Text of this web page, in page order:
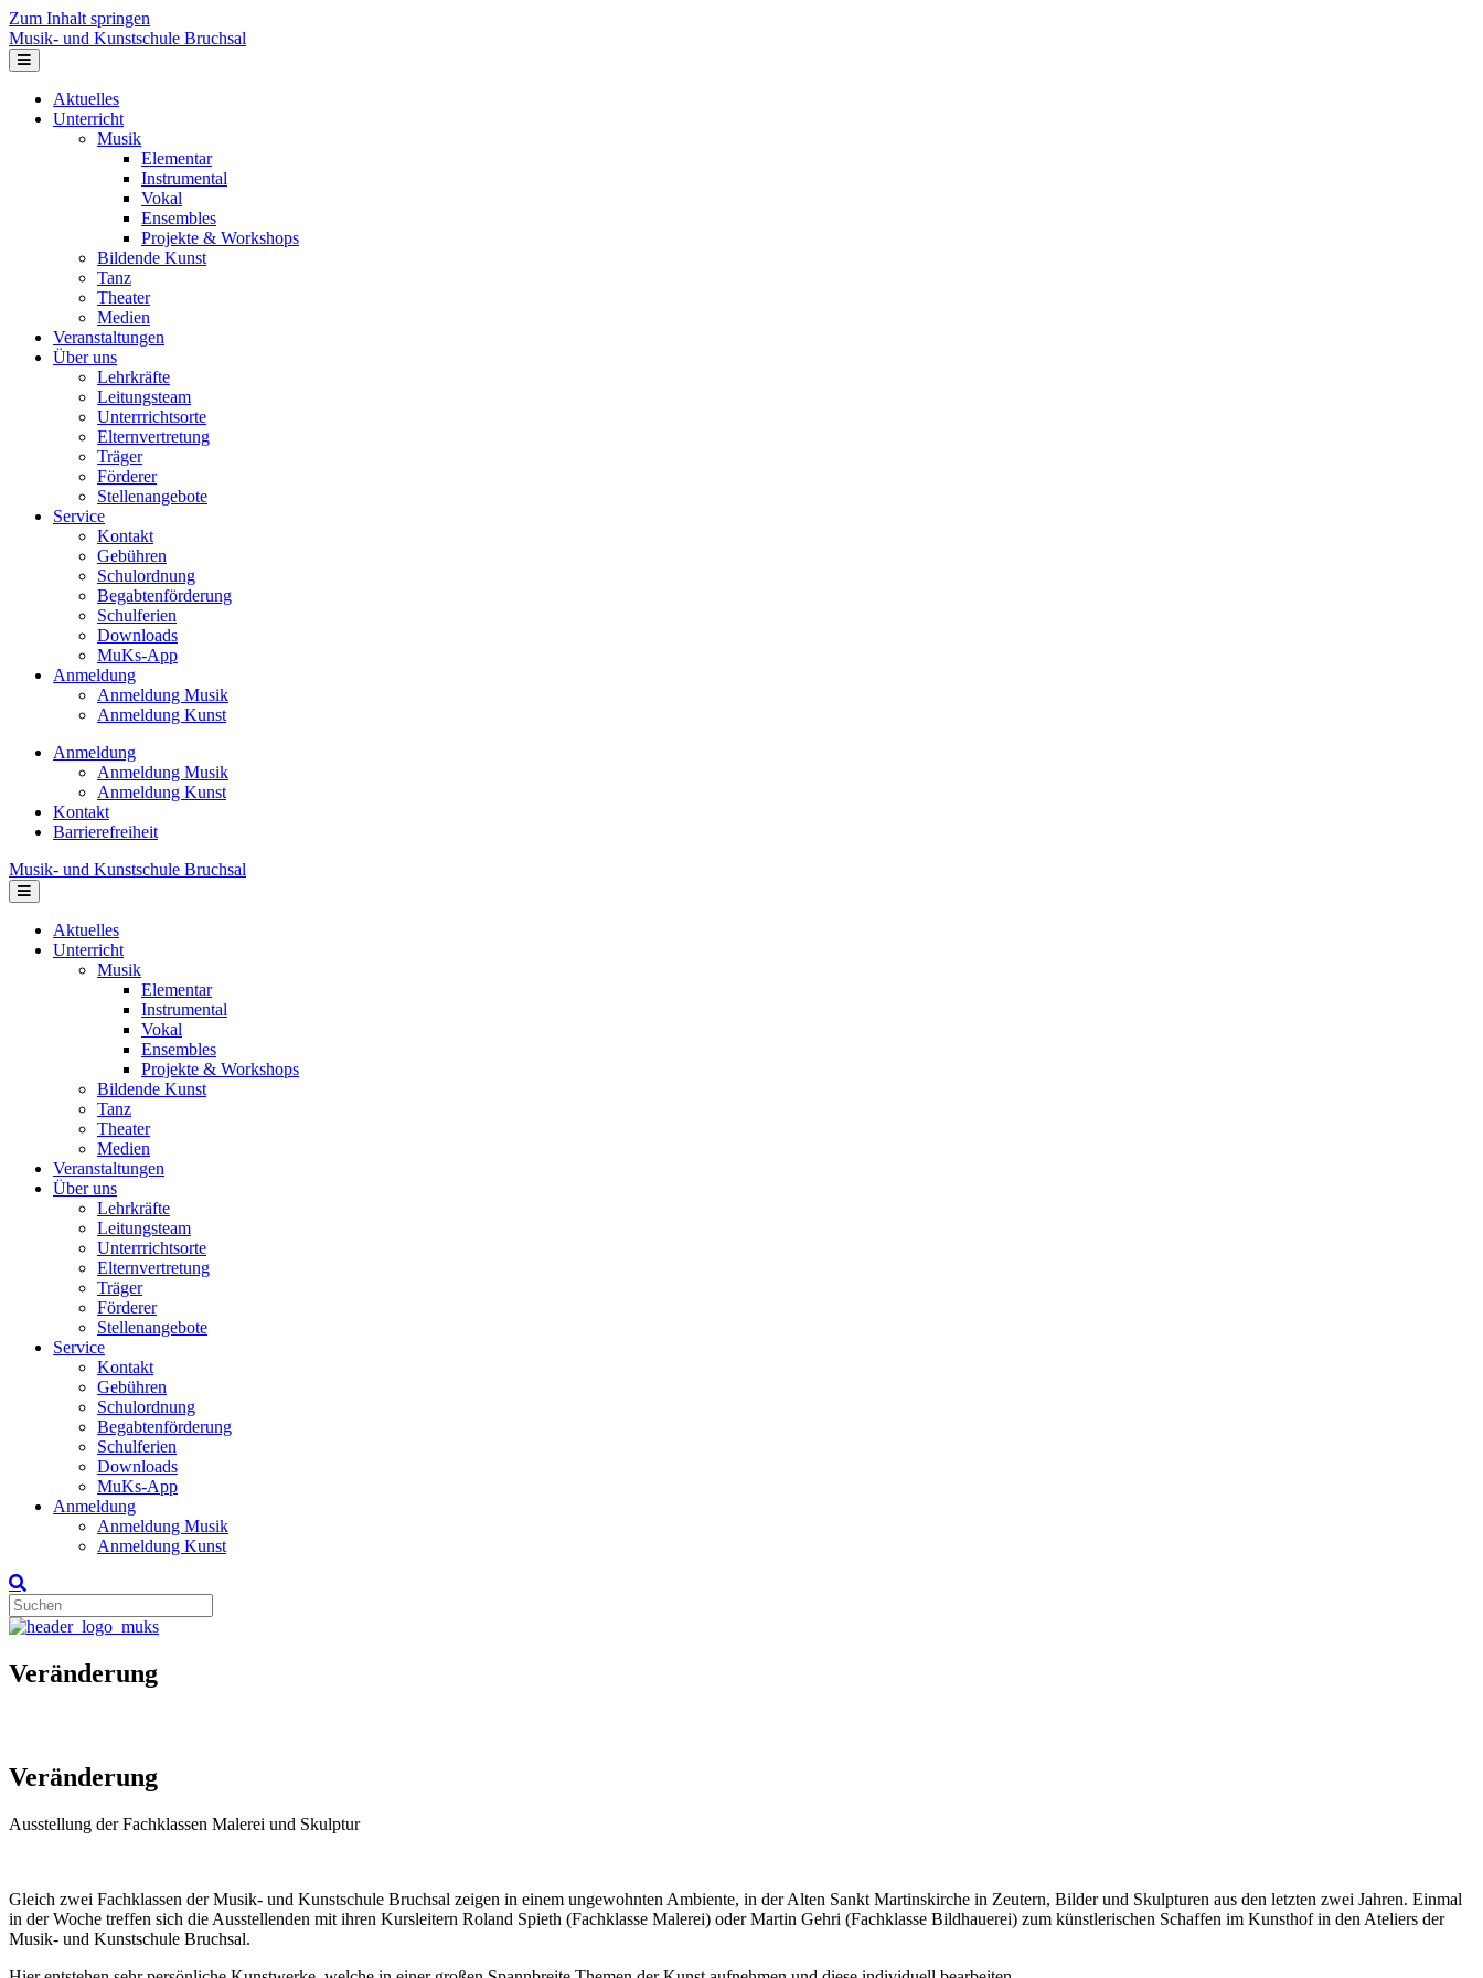
Zum Inhalt springen
Musik- und Kunstschule Bruchsal
Navigation
Aktuelles
Unterricht
Musik
Elementar
Instrumental
Vokal
Ensembles
Projekte & Workshops
Bildende Kunst
Tanz
Theater
Medien
Veranstaltungen
Über uns
Lehrkräfte
Leitungsteam
Unterrrichtsorte
Elternvertretung
Träger
Förderer
Stellenangebote
Service
Kontakt
Gebühren
Schulordnung
Begabtenförderung
Schulferien
Downloads
MuKs-App
Anmeldung
Anmeldung Musik
Anmeldung Kunst
Anmeldung
Anmeldung Musik
Anmeldung Kunst
Kontakt
Barrierefreiheit
Musik- und Kunstschule Bruchsal
Navigation
Aktuelles
Unterricht
Musik
Elementar
Instrumental
Vokal
Ensembles
Projekte & Workshops
Bildende Kunst
Tanz
Theater
Medien
Veranstaltungen
Über uns
Lehrkräfte
Leitungsteam
Unterrrichtsorte
Elternvertretung
Träger
Förderer
Stellenangebote
Service
Kontakt
Gebühren
Schulordnung
Begabtenförderung
Schulferien
Downloads
MuKs-App
Anmeldung
Anmeldung Musik
Anmeldung Kunst
Veränderung
Veränderung
Ausstellung der Fachklassen Malerei und Skulptur
Gleich zwei Fachklassen der Musik- und Kunstschule Bruchsal zeigen in einem ungewohnten Ambiente, in der Alten Sankt Martinskirche in Zeutern, Bilder und Skulpturen aus den letzten zwei Jahren. Einmal
in der Woche treffen sich die Ausstellenden mit ihren Kursleitern Roland Spieth (Fachklasse Malerei) oder Martin Gehri (Fachklasse Bildhauerei) zum künstlerischen Schaffen im Kunsthof in den Ateliers der
Musik- und Kunstschule Bruchsal.